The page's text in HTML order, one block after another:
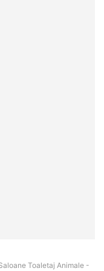
Toaletaj Animale -